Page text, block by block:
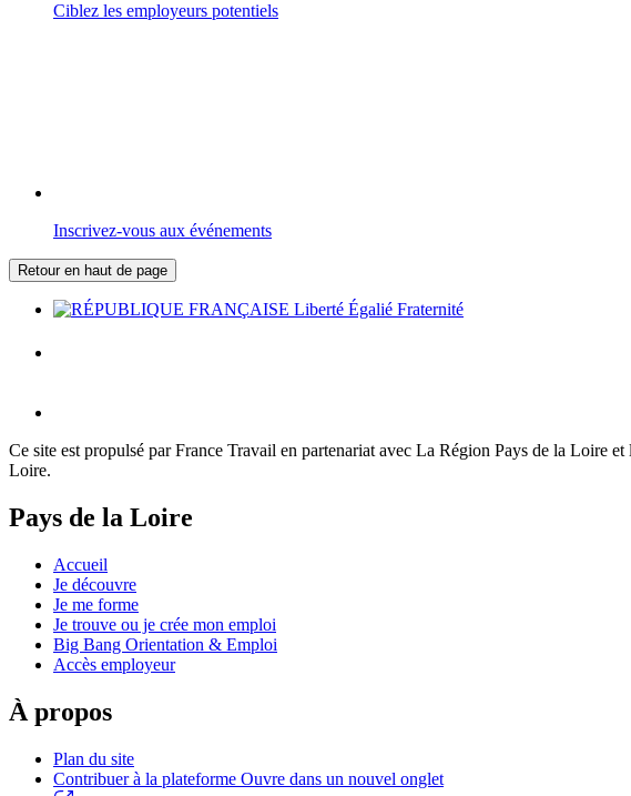
Ciblez les employeurs potentiels
Inscrivez-vous aux événements
Retour en haut de page
Ce site est propulsé par France Travail en partenariat avec La Région Pays de la Loire
Loire.
Pays de la Loire
Accueil
Je découvre
Je me forme
Je trouve ou je crée mon emploi
Big Bang Orientation & Emploi
Accès employeur
À propos
Plan du site
Contribuer à la plateforme Ouvre dans un nouvel onglet